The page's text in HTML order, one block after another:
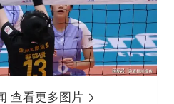
查看更多图片